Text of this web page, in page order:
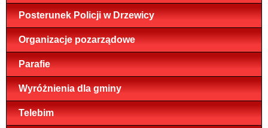
Posterunek Policji w Drzewicy
Organizacje pozarządowe
Parafie
Wyróżnienia dla gminy
Telebim